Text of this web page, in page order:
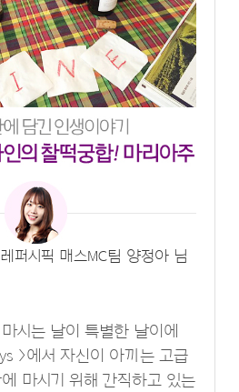
퍼시픽 매스MC팀 양정아 님
시는 날이 특별한 날이에
>에서 자신이 아끼는 고급
마시기 위해 간직하고 있는